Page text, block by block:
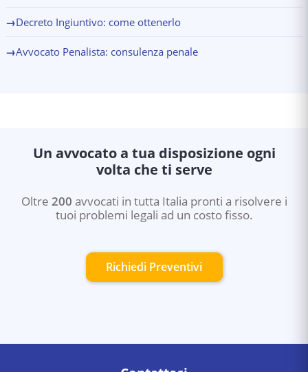
→Decreto Ingiuntivo: come ottenerlo
→Avvocato Penalista: consulenza penale
Un avvocato a tua disposizione ogni
volta che ti serve
Oltre 200 avvocati in tutta Italia pronti a risolvere i
tuoi problemi legali ad un costo fisso.
Richiedi Preventivi